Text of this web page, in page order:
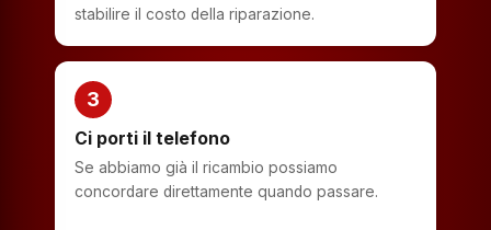
stabilire il costo della riparazione.
3
Ci porti il telefono
Se abbiamo già il ricambio possiamo
concordare direttamente quando passare.